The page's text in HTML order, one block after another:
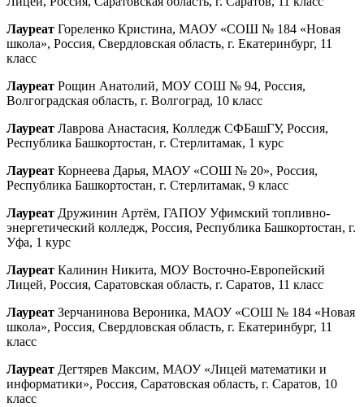
Лауреат Гореленко Кристина, МАОУ «СОШ № 184 «Новая
школа», Россия, Свердловская область, г. Екатеринбург, 11
класс
Лауреат Рощин Анатолий, МОУ СОШ № 94, Россия,
Волгоградская область, г. Волгоград, 10 класс
Лауреат Лаврова Анастасия, Колледж СФБашГУ, Россия,
Республика Башкортостан, г. Стерлитамак, 1 курс
Лауреат Корнеева Дарья, МАОУ «СОШ № 20», Россия,
Республика Башкортостан, г. Стерлитамак, 9 класс
Лауреат Дружинин Артём, ГАПОУ Уфимский топливно-
энергетический колледж, Россия, Республика Башкортостан, г.
Уфа, 1 курс
Лауреат Калинин Никита, МОУ Восточно-Европейский
Лицей, Россия, Саратовская область, г. Саратов, 11 класс
Лауреат Зерчанинова Вероника, МАОУ «СОШ № 184 «Новая
школа», Россия, Свердловская область, г. Екатеринбург, 11
класс
Лауреат Дегтярев Максим, МАОУ «Лицей математики и
информатики», Россия, Саратовская область, г. Саратов, 10
класс